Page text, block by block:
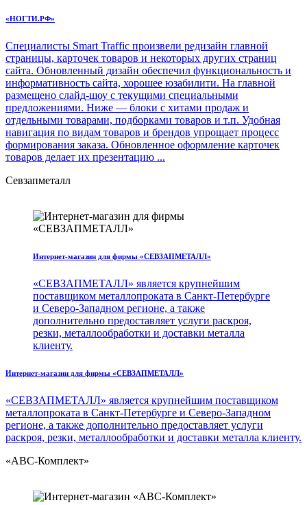
«НОГТИ.РФ»
Специалисты Smart Traffic произвели редизайн главной
страницы, карточек товаров и некоторых других страниц
сайта. Обновленный дизайн обеспечил функциональность и
информативность сайта, хорошее юзабилити. На главной
размещено слайд-шоу с текущими специальными
предложениями. Ниже — блоки с хитами продаж и
отдельными товарами, подборками товаров и т.п. Удобная
навигация по видам товаров и брендов упрощает процесс
формирования заказа. Обновленное оформление карточек
товаров делает их презентацию ...
Севзапметалл
Интернет-магазин для фирмы «СЕВЗАПМЕТАЛЛ»
«СЕВЗАПМЕТАЛЛ» является крупнейшим
поставщиком металлопроката в Санкт-Петербурге
и Северо-Западном регионе, а также
дополнительно предоставляет услуги раскроя,
резки, металлообработки и доставки металла
клиенту.
Интернет-магазин для фирмы «СЕВЗАПМЕТАЛЛ»
«СЕВЗАПМЕТАЛЛ» является крупнейшим поставщиком
металлопроката в Санкт-Петербурге и Северо-Западном
регионе, а также дополнительно предоставляет услуги
раскроя, резки, металлообработки и доставки металла клиенту.
«ABC-Комплект»